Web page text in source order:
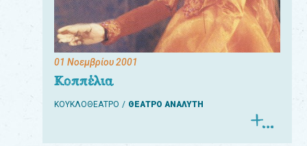
01 Νοεμβρίου 2001
Κοππέλια
ΚΟΥΚΛΟΘΕΑΤΡΟ ΘΕΑΤΡΟ ΑΝΑΛΥΤΗ